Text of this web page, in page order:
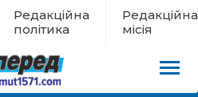
Редакційна
політика
Редакційна
місія